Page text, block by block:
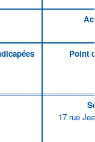
Point
17 rue